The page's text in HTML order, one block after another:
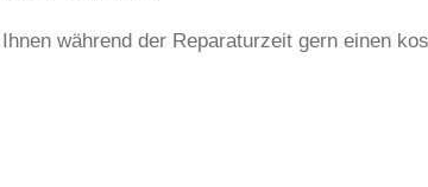
während der Reparaturzeit gern einen